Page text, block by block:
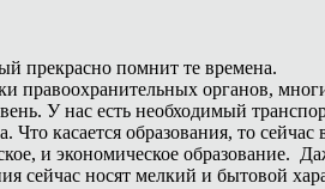
прекрасно помнит те времена.
правоохранительных органов,
У нас есть необходимый
касается образования, то
и экономическое образование.
носят мелкий и бытовой